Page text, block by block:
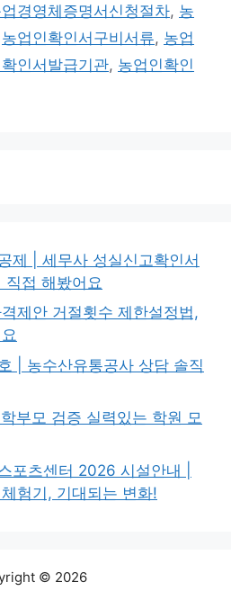
경영체증명서신청절차, 농
농업인확인서구비서류, 농업
인서발급기관, 농업인확인
제 | 세무사 성실신고확인서
접 해봤어요
제안 거절횟수 제한설정법,
| 농수산유통공사 상담 솔직
부모 검증 실력있는 학원 모
포츠센터 2026 시설안내 |
험기, 기대되는 변화!
© 2026